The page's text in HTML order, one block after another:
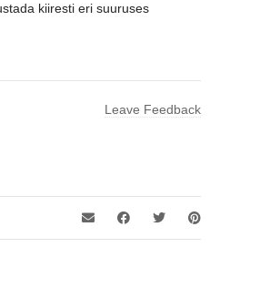
kiiresti eri suuruses
Leave Feedback